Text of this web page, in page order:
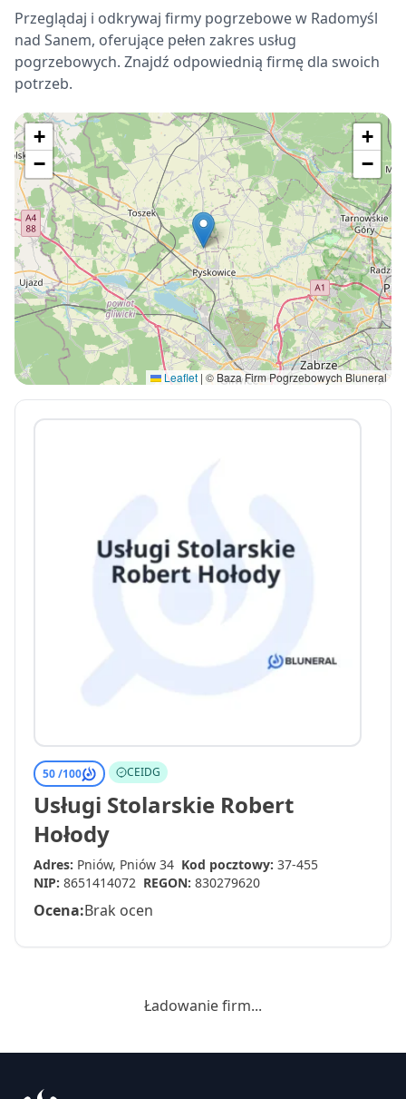
Przeglądaj i odkrywaj firmy pogrzebowe w Radomyśl
nad Sanem, oferujące pełen zakres usług
pogrzebowych. Znajdź odpowiednią firmę dla swoich
potrzeb.
+
−
+
−
Leaflet | © Baza Firm Pogrzebowych Bluneral
50 /100 CEIDG
Usługi Stolarskie Robert
Hołody
Adres: Pniów, Pniów 34 Kod pocztowy: 37-455
NIP: 8651414072 REGON: 830279620
Ocena:Brak ocen
Ładowanie firm...